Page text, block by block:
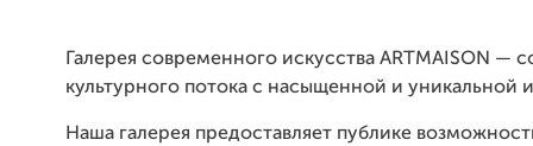
Галерея современного искусства ARTMAISON —
культурного потока с насыщенной и уникальной
Наша галерея предоставляет публике